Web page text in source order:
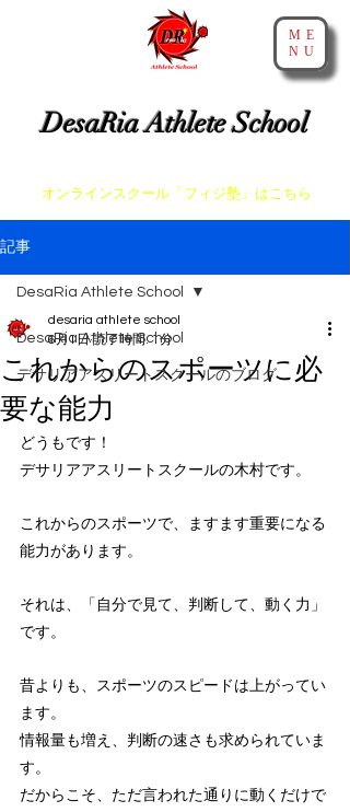
DesaRia Athlete School
ME
NU
​オンラインスクール「フィジ塾」はこちら
記事
DesaRia Athlete School
デサリアアスリートスクールのブログ
DesaRia Athlete School
これからのスポーツに必
要な能力
desaria athlete school
6月1日 読了時間: 1分
どうもです！
デサリアアスリートスクールの木村です。
これからのスポーツで、ますます重要になる
能力があります。
それは、「自分で見て、判断して、動く力」
です。
昔よりも、スポーツのスピードは上がってい
ます。
情報量も増え、判断の速さも求められていま
す。
だからこそ、ただ言われた通りに動くだけで